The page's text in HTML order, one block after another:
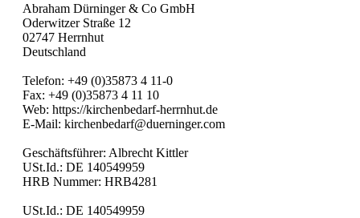
Abraham Dürninger & Co GmbH
Oderwitzer Straße 12
02747 Herrnhut
Deutschland
Telefon: +49 (0)35873 4 11-0
Fax: +49 (0)35873 4 11 10
Web: https://kirchenbedarf-herrnhut.de
E-Mail: kirchenbedarf@duerninger.com
Geschäftsführer: Albrecht Kittler
USt.Id.: DE 140549959
HRB Nummer: HRB4281
USt.Id.: DE 140549959